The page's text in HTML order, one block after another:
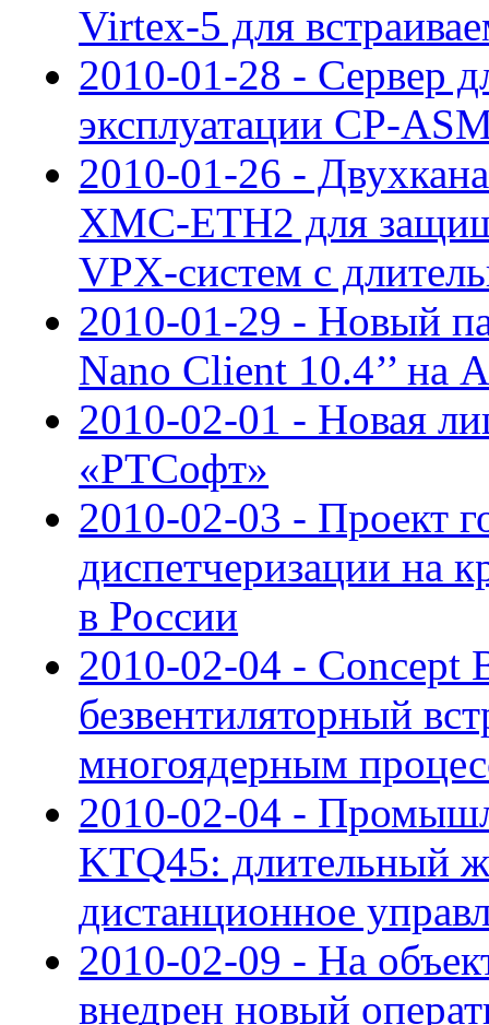
Virtex-5 для
2010-01-28 - Сервер
эксплуатации CP-
2010-01-26 -
XMC-ETH2 для
VPX-систем с
2010-01-29 - Новый
Nano Client 10.4’’ на
2010-02-01 - Новая
«РТСофт»
2010-02-03 - Проект
диспетчеризации на
в России
2010-02-04 - Concept
безвентиляторный
многоядерным
2010-02-04 -
KTQ45: длительный
дистанционное
2010-02-09 - На
внедрен новый